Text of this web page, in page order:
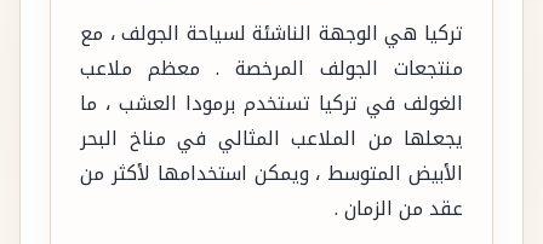
تركيا هي الوجهة الناشئة لسياحة الجولف ، مع
منتجعات الجولف المرخصة . معظم ملاعب
الغولف في تركيا تستخدم برمودا العشب ، ما
يجعلها من الملاعب المثالي في مناخ البحر
الأبيض المتوسط ، ويمكن استخدامها لأكثر من
عقد من الزمان .